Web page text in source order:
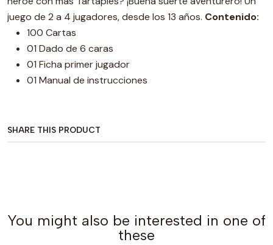
juego de 2 a 4 jugadores, desde los 13 años. Contenido:
100 Cartas
01 Dado de 6 caras
01 Ficha primer jugador
01 Manual de instrucciones
SHARE THIS PRODUCT
You might also be interested in one of
these